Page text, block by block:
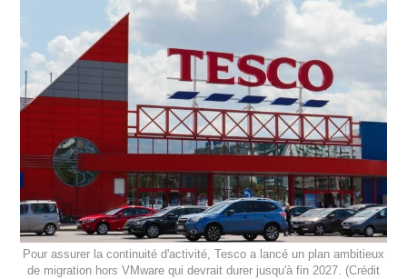
Pour assurer la continuité d'activité, Tesco a lancé un plan ambitieux
de migration hors VMware qui devrait durer jusqu'à fin 2027. (Crédit